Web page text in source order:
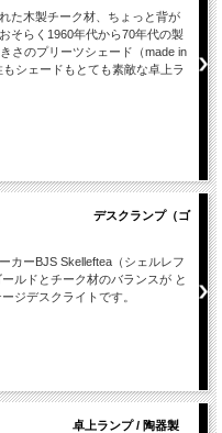
た木製チーク材、ちょっと背が
そらく1960年代から70年代の製
さのプリーツシェード（made in
シェードもとても素敵な卓上ラ
デスクランプ（ゴ
カーBJS Skelleftea（シェルレフ
ルドとチーク材のバランスが と
ジデスクライトです。
卓上ランプ / 陶器製